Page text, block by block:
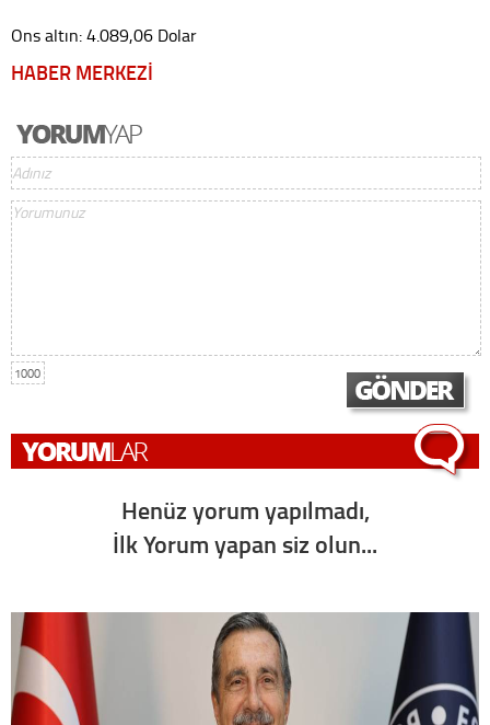
Ons altın: 4.089,06 Dolar
HABER MERKEZİ
1000
Henüz yorum yapılmadı,
İlk Yorum yapan siz olun...